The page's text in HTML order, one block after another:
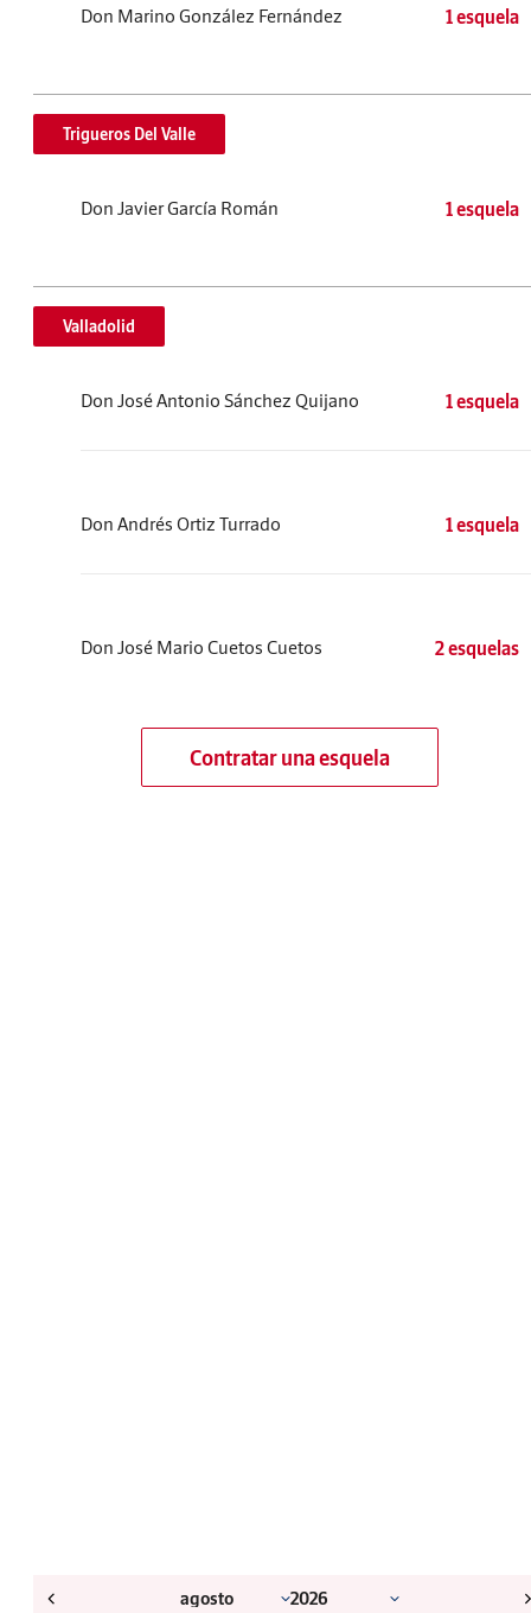
Don Marino González Fernández 1 esquela
Trigueros Del Valle
Don Javier García Román 1 esquela
Valladolid
Don José Antonio Sánchez Quijano 1 esquela
Don Andrés Ortiz Turrado 1 esquela
Don José Mario Cuetos Cuetos 2 esquelas
Contratar una esquela